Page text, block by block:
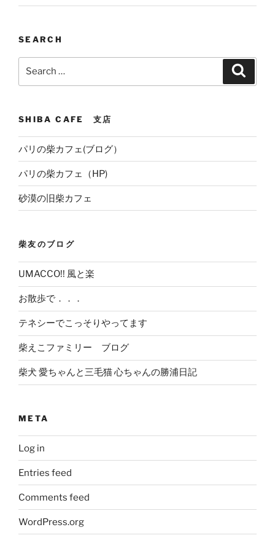
SEARCH
SHIBA CAFE 支店
パリの柴カフェ(ブログ）
パリの柴カフェ（HP)
砂漠の旧柴カフェ
柴友のブログ
UMACCO!! 風と楽
お散歩で．．．
テネシーでこっそりやってます
柴えこファミリー ブログ
柴犬 愛ちゃんと三毛猫 心ちゃんの勝浦日記
META
Log in
Entries feed
Comments feed
WordPress.org